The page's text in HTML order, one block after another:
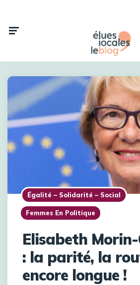
Égalité – Solidarité – Social
Femmes En Politique
Elisabeth
: la parité, la
encore longue !